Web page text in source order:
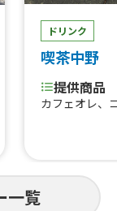
ドリンク
喫茶中野
提供商品
カフェオレ、
一覧